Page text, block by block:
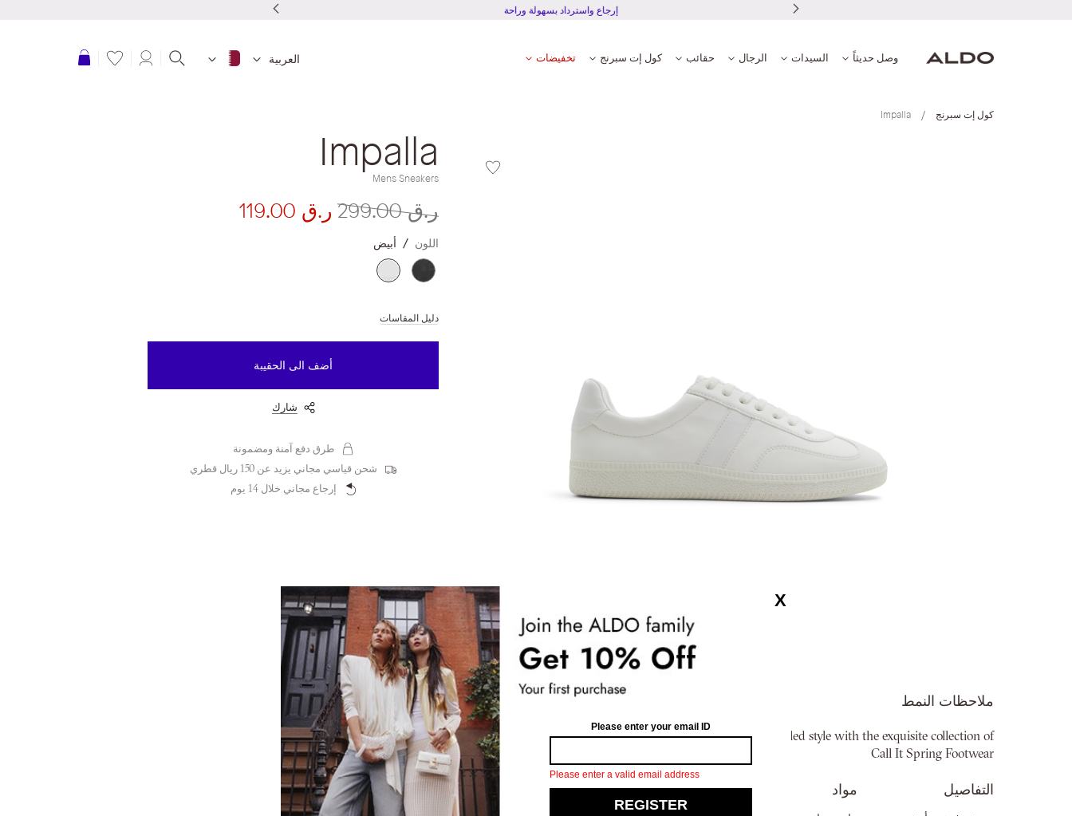
إرجاع واسترداد بسهولة وراحة
وصل حديثاً السيدات الرجال حقائب كول إت سبرنج تخفيضات العربية عربة التسوق
كول إت سبرنج Impalla
بداية
الصور
Impalla
Mens Sneakers
ر.ق‏ 299.00 ر.ق‏ 119.00
اللون أبيض
دليل المقاسات
أضف الى الحقيبة
شارك
طرق دفع آمنة ومضمونة
شحن قياسي مجاني يزيد عن 150 ريال قطري
إرجاع مجاني خلال 14 يوم
ملاحظات النمط
Elevate your fashion game by stepping into unparalleled style with the exquisite collection of
Call It Spring Footwear
التفاصيل مواد قياسات